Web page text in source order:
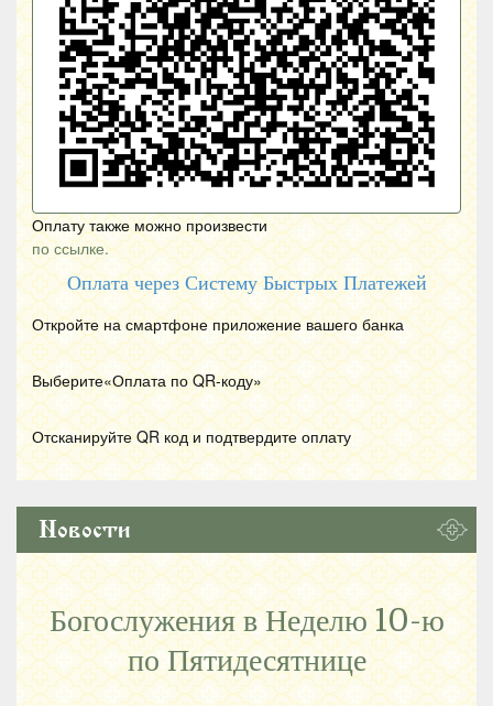
Оплату также можно произвести
по ссылке.
Оплата через Систему Быстрых Платежей
Откройте на смартфоне приложение вашего банка
Выберите«Оплата по QR-коду»
Отсканируйте QR код и подтвердите оплату
Новости
Богослужения в Неделю 10-ю
по Пятидесятнице